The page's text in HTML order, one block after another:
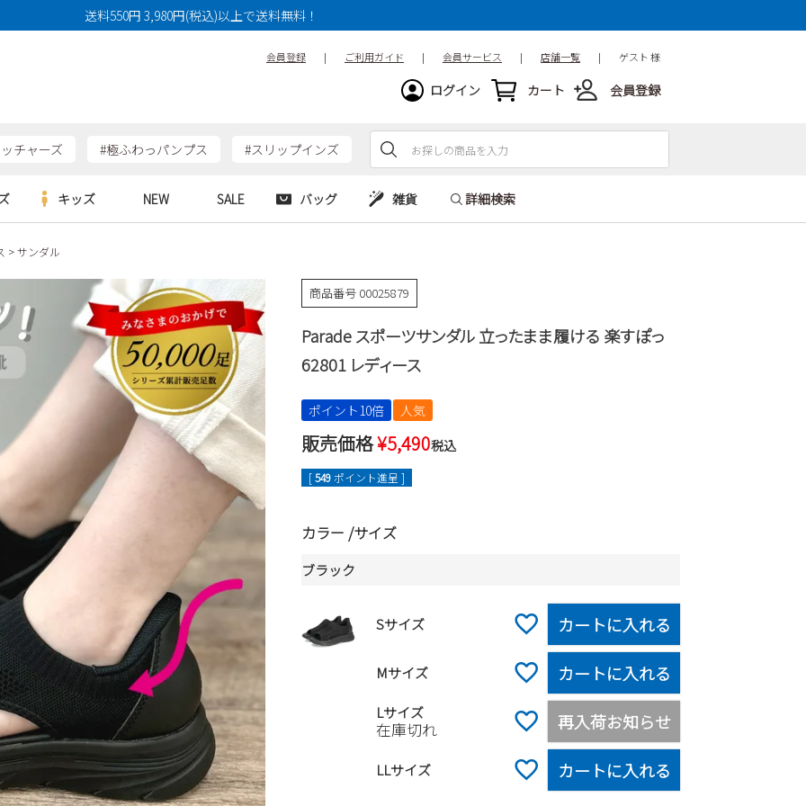
送料550円 3,980円(税込)以上で送料無料！
会員登録 | ご利用ガイド | 会員サービス | 店舗一覧 | ゲスト 様
ログイン カート 会員登録
チャーズ #極ふわっパンプス #スリップインズ
ルシューズ
ューズ
SKECHERS
moz
new balance
puma
カジュアルシューズ
ワークシューズ
ブーツ
SKECHERS
GAP
EDWIN
new balance
キッズ NEW SALE バッグ
ッグ
ーバッグ
雑貨 詳細検索
サンダル
商品番号 00025879
Parade スポーツサンダル 立ったまま履ける 楽すぽっ
62801 レディース
ポイント10倍 人気
販売価格¥5,490税込
[549ポイント進呈 ]
カラー サイズ
ブラック
Sサイズ カートに入れる
Mサイズ カートに入れる
Lサイズ
在庫切れ 再入荷お知らせ
LLサイズ カートに入れる